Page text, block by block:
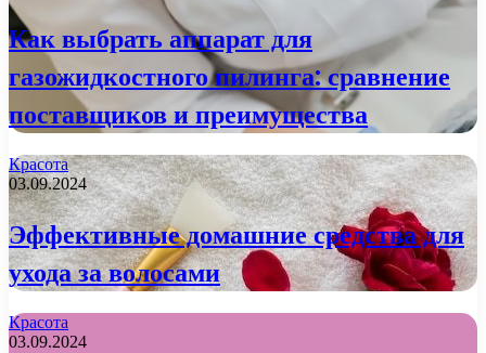
Как выбрать аппарат для
газожидкостного пилинга: сравнение
поставщиков и преимущества
Красота
03.09.2024
Эффективные домашние средства для
ухода за волосами
Красота
03.09.2024